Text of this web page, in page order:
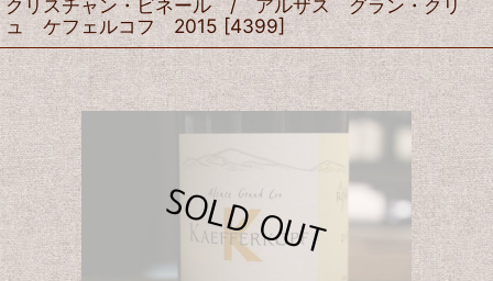
クリスチャン・ビネール / アルザス グラン・クリ
ュ ケフェルコフ 2015 [4399]